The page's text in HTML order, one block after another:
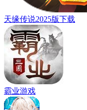
天缘传说2025版下载
霸业游戏